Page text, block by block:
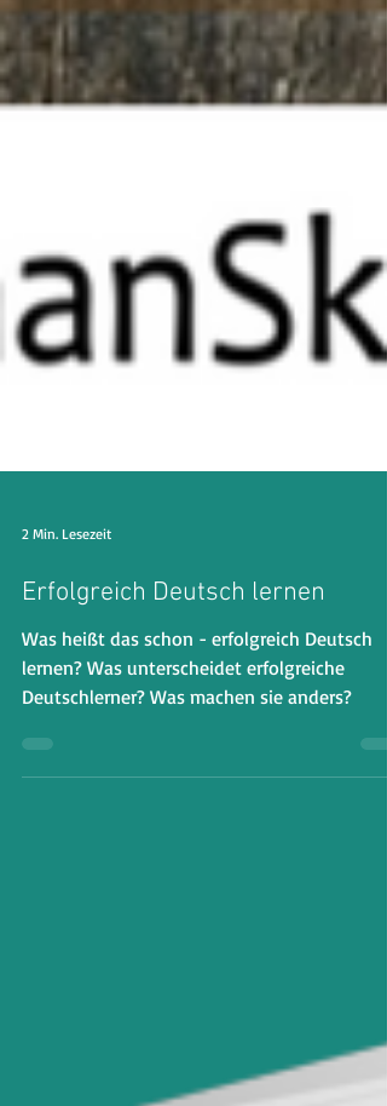
2 Min. Lesezeit
Erfolgreich Deutsch lernen
Was heißt das schon - erfolgreich Deutsch
Deutschlerner? Was machen sie anders?